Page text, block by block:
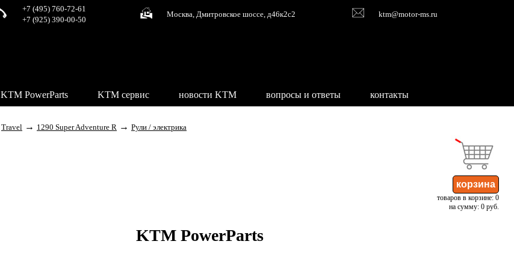
+7 (495) 760-72-61
+7 (925) 390-00-50
Москва, Дмитровское шоссе, д46к2с2 ktm@motor-ms.ru
KTM PowerParts KTM сервис новости KTM вопросы и ответы контакты
Travel → 1290 Super Adventure R → Рули / электрика
товаров в корзине: 0
на сумму: 0 руб.
KTM PowerParts